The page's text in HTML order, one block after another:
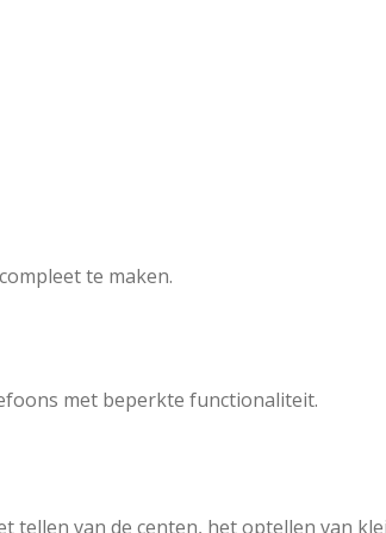
te maken.
met beperkte functionaliteit.
tellen van de centen, het optellen van